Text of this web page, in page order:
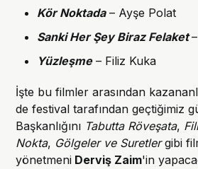
Kör Noktada– Ayşe Polat
Sanki Her Şey Biraz Felaket
Yüzleşme– Filiz Kuka
İşte bu filmler arasından
de festival tarafından geçtiğimiz
Başkanlığını Tabutta Röveşata,
Nokta, Gölgeler ve Suretlergibi
yönetmeni Derviş Zaim'in